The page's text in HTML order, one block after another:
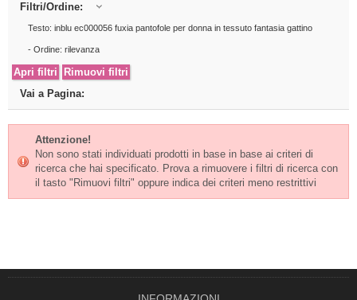
Filtri/Ordine:
Testo: inblu ec000056 fuxia pantofole per donna in tessuto fantasia gattino
- Ordine: rilevanza
Vai a Pagina:
Attenzione!
Non sono stati individuati prodotti in base in base ai criteri di
ricerca che hai specificato. Prova a rimuovere i filtri di ricerca con
il tasto "Rimuovi filtri" oppure indica dei criteri meno restrittivi